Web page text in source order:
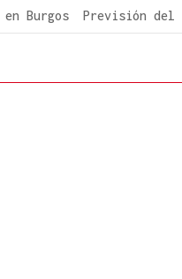
Burgos Previsión del